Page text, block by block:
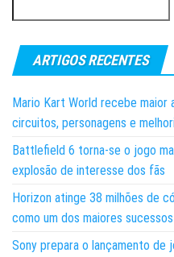
ARTIGOS RECENTES
Mario Kart World recebe maior
circuitos, personagens e
Battlefield 6 torna-se o jogo
explosão de interesse dos fãs
Horizon atinge 38 milhões de
como um dos maiores
Sony prepara o lançamento de